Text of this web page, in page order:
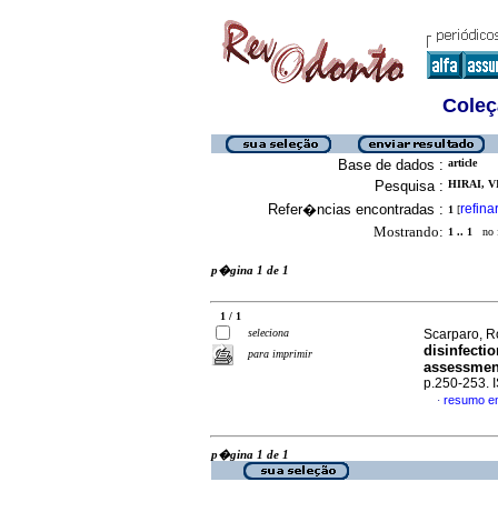
Base de dados : article
Pesquisa : HIRAI,
Refer�ncias encontradas : 1 [refinar
Mostrando: 1 .. 1 no
p�gina 1 de 1
1 / 1
seleciona
para imprimir
Scarparo,
p.250-253.
· resumo
p�gina 1 de 1